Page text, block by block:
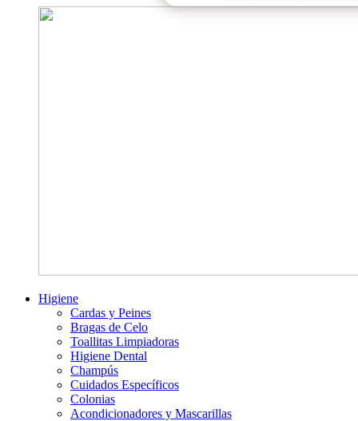
Higiene
Cardas y Peines
Bragas de Celo
Toallitas Limpiadoras
Higiene Dental
Champús
Cuidados Específicos
Colonias
Acondicionadores y Mascarillas